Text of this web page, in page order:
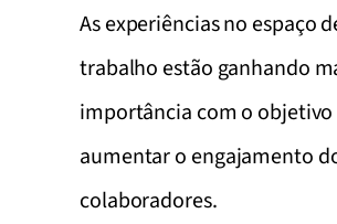
As experiências no espaço
trabalho estão ganhando
importância com o objetivo
aumentar o engajamento
colaboradores.